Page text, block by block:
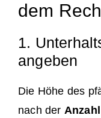
dem
1.
angeben
Die Höhe des
nach der